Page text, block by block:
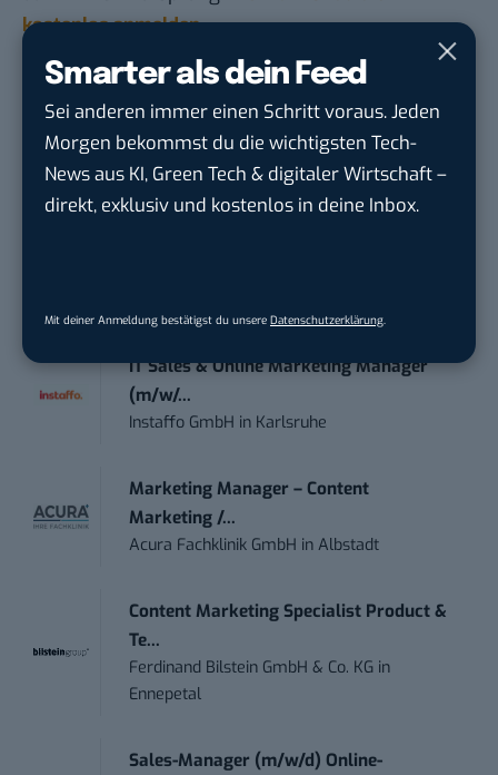
Smarter als dein Feed
Sei anderen immer einen Schritt voraus. Jeden
Morgen bekommst du die wichtigsten Tech-
News aus KI, Green Tech & digitaler Wirtschaft –
direkt, exklusiv und kostenlos in deine Inbox.
Mit deiner Anmeldung bestätigst du unsere Datenschutzerklärung.
kostenlos anmelden.
STELLENANZEIGEN
Social Media Content Creator (m/w/d)
moveUP Media GmbHinDüsseldorf
IT Sales & Online Marketing Manager
(m/w/...
Instaffo GmbH in Karlsruhe
Marketing Manager – Content
Marketing /...
Acura Fachklinik GmbH inAlbstadt
Content Marketing Specialist Product &
Te...
Ferdinand Bilstein GmbH & Co. KG in
Ennepetal
Sales-Manager (m/w/d) Online-